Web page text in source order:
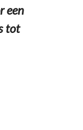
een
tot